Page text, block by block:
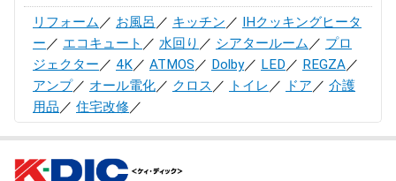
リフォーム／ お風呂 ／ キッチン／ IHクッキングヒータ
ー／ エコキュート ／ 水回り ／ シアタールーム／ プロ
ジェクター／ 4K／ ATMOS／ Dolby／ LED／ REGZA／
アンプ／ オール電化／ クロス ／ トイレ／ ドア／ 介護
用品／ 住宅改修／